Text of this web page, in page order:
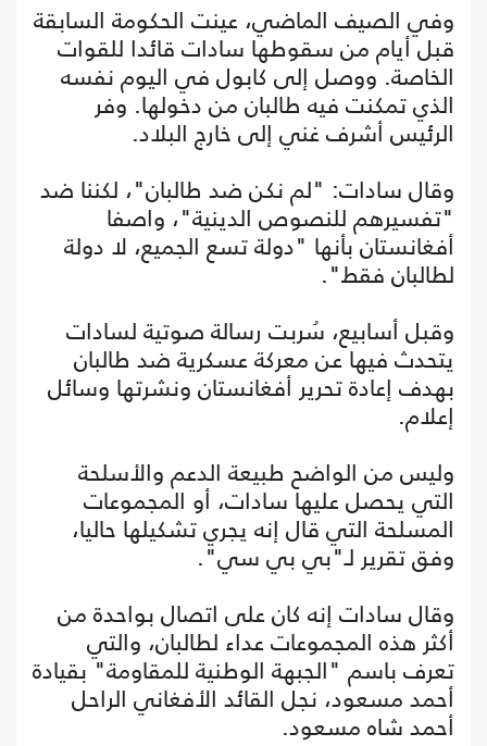
وفي الصيف الماضي، عينت الحكومة السابقة
قبل أيام من سقوطها سادات قائدا للقوات
الخاصة. ووصل إلى كابول في اليوم نفسه
الذي تمكنت فيه طالبان من دخولها. وفر
الرئيس أشرف غني إلى خارج البلاد.
وقال سادات: "لم نكن ضد طالبان"، لكننا ضد
"تفسيرهم للنصوص الدينية"، واصفا
أفغانستان بأنها "دولة تسع الجميع، لا دولة
لطالبان فقط".
وقبل أسابيع، سُربت رسالة صوتية لسادات
يتحدث فيها عن معركة عسكرية ضد طالبان
بهدف إعادة تحرير أفغانستان ونشرتها وسائل
إعلام.
وليس من الواضح طبيعة الدعم والأسلحة
التي يحصل عليها سادات، أو المجموعات
المسلحة التي قال إنه يجري تشكيلها حاليا،
وفق تقرير لـ"بي بي سي".
وقال سادات إنه كان على اتصال بواحدة من
أكثر هذه المجموعات عداء لطالبان، والتي
تعرف باسم "الجبهة الوطنية للمقاومة" بقيادة
أحمد مسعود، نجل القائد الأفغاني الراحل
أحمد شاه مسعود.